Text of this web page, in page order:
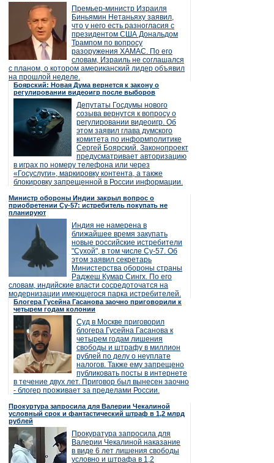
Премьер-министр Израиля
Биньямин Нетаньяху заявил,
что у него есть разногласия с
президентом США Дональдом
Трампом по вопросу
разоружения ХАМАС. По его
словам, Израиль не соглашался
с планом, о котором американский лидер объявил
на прошлой неделе.
Боярский: Новая Дума вернется к закону о
регулировании видеоигр после выборов
Депутаты Госдумы нового
созыва вернутся к вопросу о
регулировании видеоигр. Об
этом заявил глава думского
комитета по информполитике
Сергей Боярский. Законопроект
предусматривает авторизацию
в играх по номеру телефона или через
«Госуслуги», маркировку контента, а также
блокировку запрещенной в России информации.
Министр обороны Индии закрыл вопрос о
приобретении Су-57: истребитель покупать не
планируют
Индия не намерена в
ближайшее время закупать
новые российские истребители
"Сухой", в том числе Су-57. Об
этом заявил секретарь
Министерства обороны страны
Раджеш Кумар Сингх. По его
словам, индийские власти сосредоточатся на
модернизации имеющегося парка истребителей.
Блогера Гусейна Гасанова заочно приговорили к
четырем годам колонии
Суд в Москве приговорил
блогера Гусейна Гасанова к
четырем годам лишения
свободы и штрафу в миллион
рублей по делу о неуплате
налогов. Также ему запрещено
публиковать посты в интернете
в течение двух лет. Приговор был вынесен заочно
- блогер проживает за пределами России.
Прокуртура запросила для Валерии Чекалиной
условный срок и фантастический штраф в 1,2 млрд
рублей
Прокуратура запросила для
Валерии Чекалиной наказание
в виде 6 лет лишения свободы
условно и штрафа в 1,2